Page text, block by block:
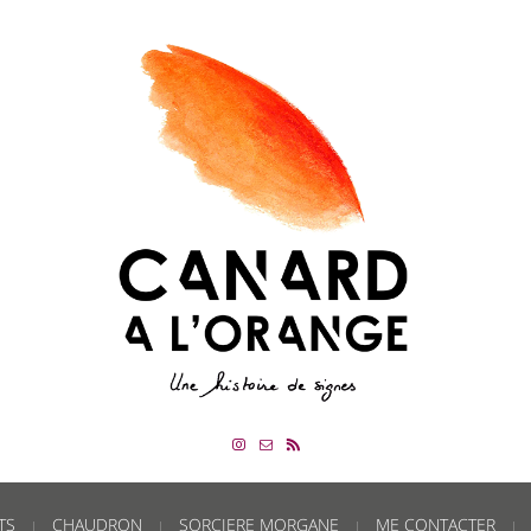
CHAUDRON SORCIERE MORGANE ME CONTACTER